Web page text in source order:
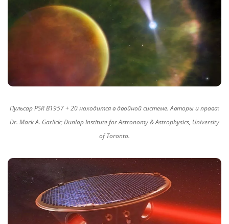
Пульсар PSR B1957 + 20 находится в двойной системе. Авторы и права:
Dr. Mark A. Garlick; Dunlap Institute for Astronomy & Astrophysics, University
of Toronto.